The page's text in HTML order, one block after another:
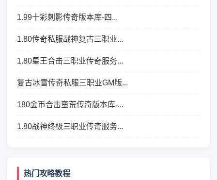
1.99十彩刺影传奇版本库-四...
1.80传奇私服战神复古三职业...
1.80星王合击三职业传奇服务...
复古冰雪传奇私服三职业GM版...
180金币合击蛮荒传奇版本库-...
1.80战神终极三职业传奇服务...
热门攻略教程